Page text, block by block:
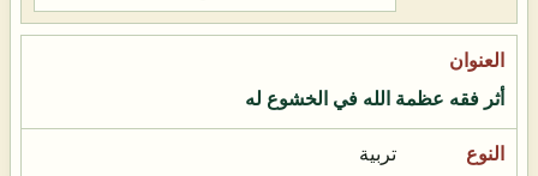
أثر فقه عظمة الله في الخشوع له
تربية